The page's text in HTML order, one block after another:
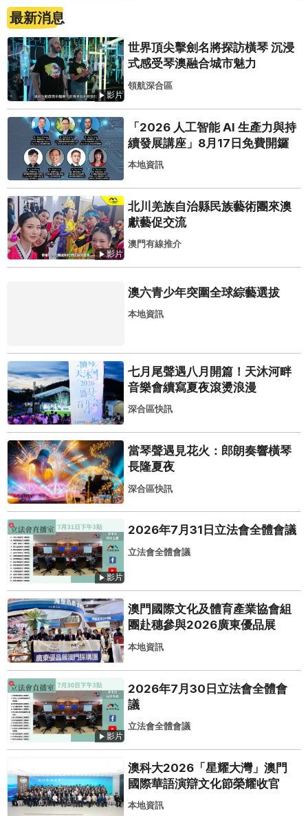
最新消息
影片
世界頂尖擊劍名將探訪橫琴 沉浸
式感受琴澳融合城市魅力
領航深合區
「2026 人工智能 AI 生產力與持
續發展講座」8月17日免費開鑼
本地資訊
影片
北川羌族自治縣民族藝術團來澳
獻藝促交流
澳門有線推介
澳六青少年突圍全球綜藝選拔
本地資訊
七月尾聲遇八月開篇！天沐河畔
音樂會續寫夏夜滾燙浪漫
深合區快訊
當琴聲遇見花火：郎朗奏響橫琴
長隆夏夜
深合區快訊
影片
2026年7月31日立法會全體會議
立法會全體會議
澳門國際文化及體育產業協會組
團赴穗參與2026廣東優品展
本地資訊
影片
2026年7月30日立法會全體會
議
立法會全體會議
澳科大2026「星耀大灣」澳門
國際華語演辯文化節榮耀收官
本地資訊